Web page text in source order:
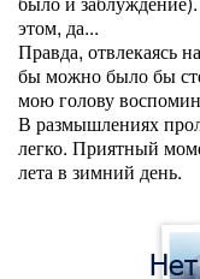
этом, да...
Правда, отвлекаясь
бы можно было бы
мою голову
В размышлениях
легко. Приятный
лета в зимний день.